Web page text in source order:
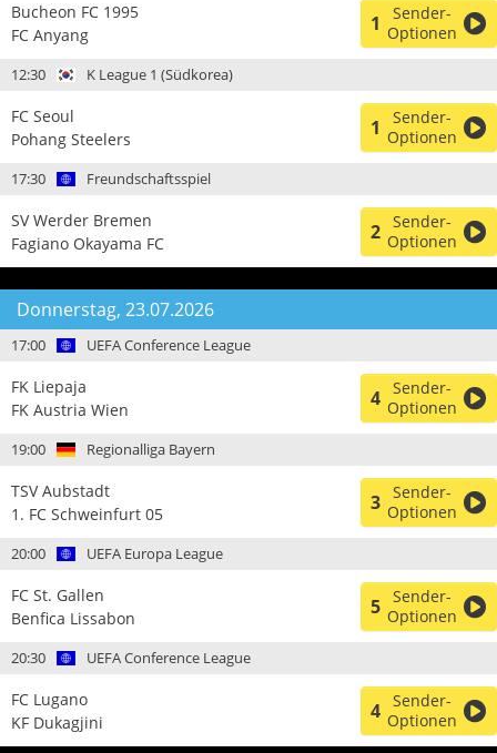
Bucheon FC 1995
FC Anyang
1
Sender-
Optionen
12:30 K League 1 (Südkorea)
FC Seoul
Pohang Steelers
1
Sender-
Optionen
17:30 Freundschaftsspiel
SV Werder Bremen
Fagiano Okayama FC
2 Sender-
Optionen
Donnerstag, 23.07.2026
17:00 UEFA Conference League
FK Liepaja
FK Austria Wien
4 Sender-
Optionen
19:00 Regionalliga Bayern
TSV Aubstadt
1. FC Schweinfurt 05
3 Sender-
Optionen
20:00 UEFA Europa League
FC St. Gallen
Benfica Lissabon
5 Sender-
Optionen
20:30 UEFA Conference League
FC Lugano
KF Dukagjini
4 Sender-
Optionen